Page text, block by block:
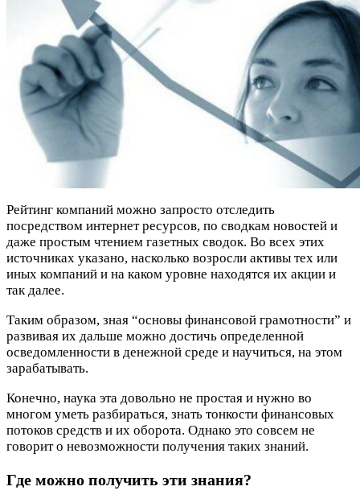
Рейтинг компаний можно запросто отследить
посредством интернет ресурсов, по сводкам новостей и
даже простым чтением газетных сводок. Во всех этих
источниках указано, насколько возросли активы тех или
иных компаний и на каком уровне находятся их акции и
так далее.
Таким образом, зная “основы финансовой грамотности” и
развивая их дальше можно достичь определенной
осведомленности в денежной среде и научиться, на этом
зарабатывать.
Конечно, наука эта довольно не простая и нужно во
многом уметь разбираться, знать тонкости финансовых
потоков средств и их оборота. Однако это совсем не
говорит о невозможности получения таких знаний.
Где можно получить эти знания?